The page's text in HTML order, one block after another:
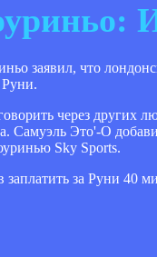
заявил, что
через других
Самуэль Это'-О
Sky Sports.
заплатить за Руни 40